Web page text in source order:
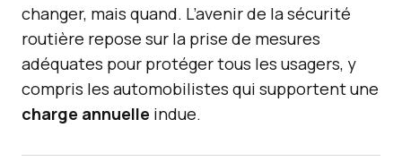
changer, mais quand. L’avenir de la sécurité
routière repose sur la prise de mesures
adéquates pour protéger tous les usagers, y
compris les automobilistes qui supportent une
charge annuelle indue.